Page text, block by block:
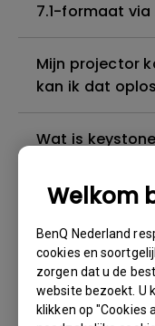
Welkom
BenQ Nederland
cookies en
zorgen dat u de
website bezoekt. U
klikken op "Cookies
7.1-formaat via
Mijn projector
kan ik dat
Wat is
Ik kan geluid
altijd zwart
apparaat met
projector
Disney+, Hulu
streamen. Hoe